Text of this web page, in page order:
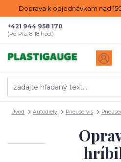
Doprava k objednávkam nad
+421 944 958 170
(Po-Pia, 8-18 hod.)
Úvod Autodiely Pneuservis